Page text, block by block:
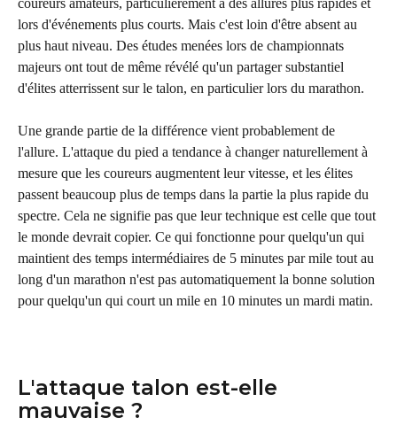
lors d'événements plus courts. Mais c'est loin d'être absent au
plus haut niveau. Des études menées lors de championnats
majeurs ont tout de même révélé qu'un partager substantiel
d'élites atterrissent sur le talon, en particulier lors du marathon.
Une grande partie de la différence vient probablement de
l'allure. L'attaque du pied a tendance à changer naturellement à
mesure que les coureurs augmentent leur vitesse, et les élites
passent beaucoup plus de temps dans la partie la plus rapide du
spectre. Cela ne signifie pas que leur technique est celle que tout
le monde devrait copier. Ce qui fonctionne pour quelqu'un qui
maintient des temps intermédiaires de 5 minutes par mile tout au
long d'un marathon n'est pas automatiquement la bonne solution
pour quelqu'un qui court un mile en 10 minutes un mardi matin.
L'attaque talon est-elle
mauvaise ?